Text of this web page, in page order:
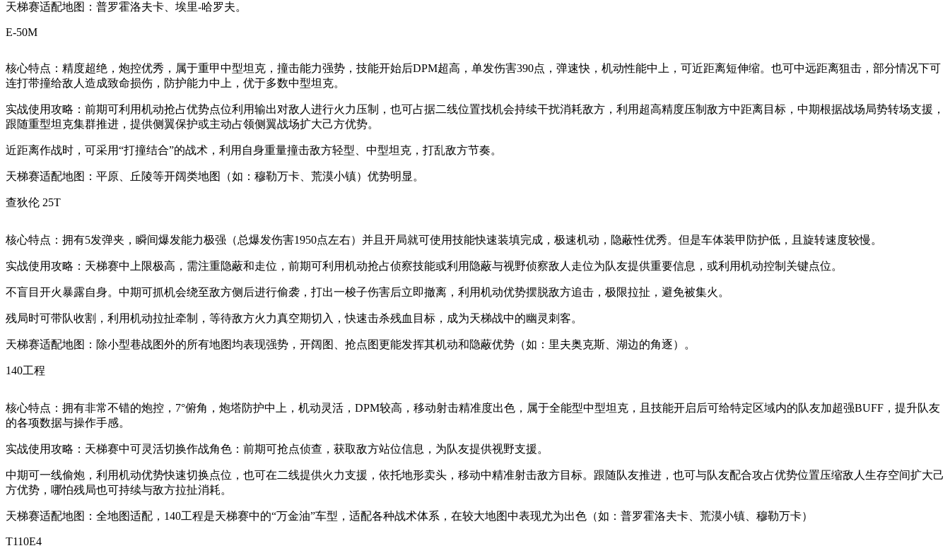
天梯赛适配地图：普罗霍洛夫卡、埃里-哈罗夫。
E-50M
核心特点：精度超绝，炮控优秀，属于重甲中型坦克，撞击能力强势，技能开始后DPM超高，单发伤害390点，弹速快，机动性能中上，可近距离短伸缩。也可中远距离狙击，部分情况下可
连打带撞给敌人造成致命损伤，防护能力中上，优于多数中型坦克。
实战使用攻略：前期可利用机动抢占优势点位利用输出对敌人进行火力压制，也可占据二线位置找机会持续干扰消耗敌方，利用超高精度压制敌方中距离目标，中期根据战场局势转场支援，
跟随重型坦克集群推进，提供侧翼保护或主动占领侧翼战场扩大己方优势。
近距离作战时，可采用“打撞结合”的战术，利用自身重量撞击敌方轻型、中型坦克，打乱敌方节奏。
天梯赛适配地图：平原、丘陵等开阔类地图（如：穆勒万卡、荒漠小镇）优势明显。
查狄伦 25T
核心特点：拥有5发弹夹，瞬间爆发能力极强（总爆发伤害1950点左右）并且开局就可使用技能快速装填完成，极速机动，隐蔽性优秀。但是车体装甲防护低，且旋转速度较慢。
实战使用攻略：天梯赛中上限极高，需注重隐蔽和走位，前期可利用机动抢占侦察技能或利用隐蔽与视野侦察敌人走位为队友提供重要信息，或利用机动控制关键点位。
不盲目开火暴露自身。中期可抓机会绕至敌方侧后进行偷袭，打出一梭子伤害后立即撤离，利用机动优势摆脱敌方追击，极限拉扯，避免被集火。
残局时可带队收割，利用机动拉扯牵制，等待敌方火力真空期切入，快速击杀残血目标，成为天梯战中的幽灵刺客。
天梯赛适配地图：除小型巷战图外的所有地图均表现强势，开阔图、抢点图更能发挥其机动和隐蔽优势（如：里夫奥克斯、湖边的角逐）。
140工程
核心特点：拥有非常不错的炮控，7°俯角，炮塔防护中上，机动灵活，DPM较高，移动射击精准度出色，属于全能型中型坦克，且技能开启后可给特定区域内的队友加超强BUFF，提升队友
的各项数据与操作手感。
实战使用攻略：天梯赛中可灵活切换作战角色：前期可抢点侦查，获取敌方站位信息，为队友提供视野支援。
中期可一线偷炮，利用机动优势快速切换点位，也可在二线提供火力支援，依托地形卖头，移动中精准射击敌方目标。跟随队友推进，也可与队友配合攻占优势位置压缩敌人生存空间扩大己
方优势，哪怕残局也可持续与敌方拉扯消耗。
天梯赛适配地图：全地图适配，140工程是天梯赛中的“万金油”车型，适配各种战术体系，在较大地图中表现尤为出色（如：普罗霍洛夫卡、荒漠小镇、穆勒万卡）
T110E4